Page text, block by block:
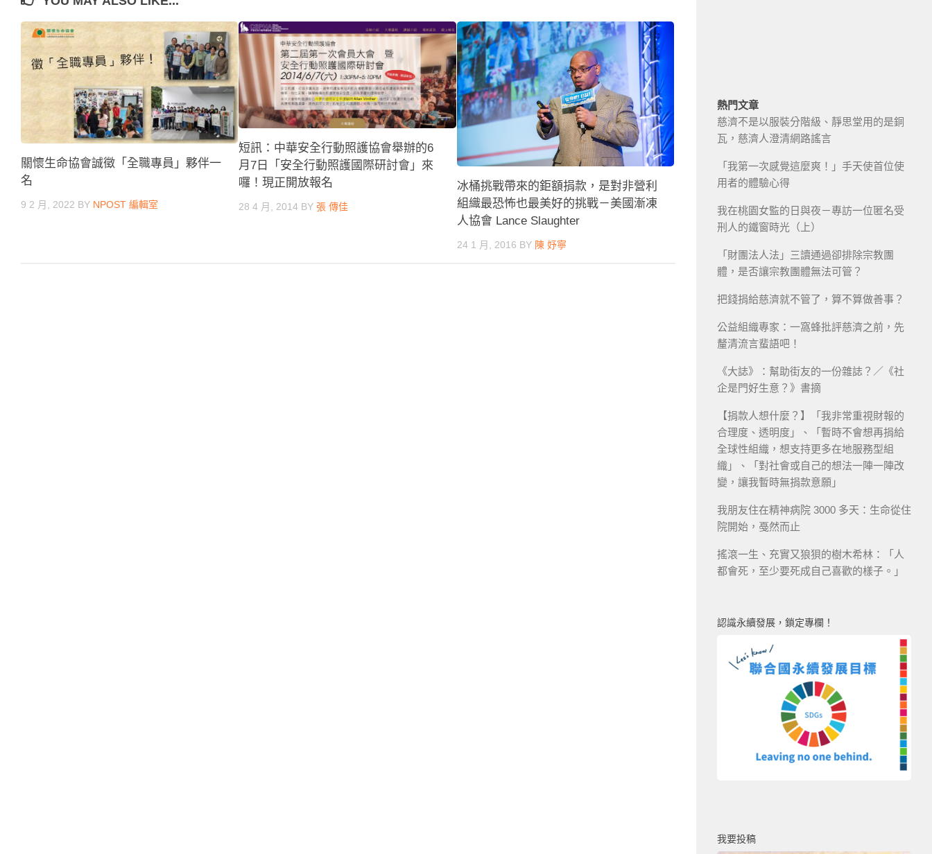
關懷生命協會誠徵「全職專員」夥伴一
名
9 2 月, 2022 BY NPOST 編輯室
短訊：中華安全行動照護協會舉辦的6
月7日「安全行動照護國際研討會」來
囉！現正開放報名
28 4 月, 2014 BY張 傳佳
冰桶挑戰帶來的鉅額捐款，是對非營利
組織最恐怖也最美好的挑戰－美國漸凍
人協會 Lance Slaughter
24 1 月, 2016 BY 陳 妤寧
熱門文章
慈濟不是以服裝分階級、靜思堂用的是銅
瓦，慈濟人澄清網路謠言
「我第一次感覺這麼爽！」手天使首位使
用者的體驗心得
我在桃園女監的日與夜－專訪一位匿名受
刑人的鐵窗時光（上）
「財團法人法」三讀通過卻排除宗教團
體，是否讓宗教團體無法可管？
把錢捐給慈濟就不管了，算不算做善事？
公益組織專家：一窩蜂批評慈濟之前，先
釐清流言蜚語吧！
《大誌》：幫助街友的一份雜誌？／《社
企是門好生意？》書摘
【捐款人想什麼？】「我非常重視財報的
合理度、透明度」、「暫時不會想再捐給
全球性組織，想支持更多在地服務型組
織」、「對社會或自己的想法一陣一陣改
變，讓我暫時無捐款意願」
我朋友住在精神病院 3000 多天：生命從住
院開始，戞然而止
搖滾一生、充實又狼狽的樹木希林：「人
都會死，至少要死成自己喜歡的樣子。」
認識永續發展，鎖定專欄！
我要投稿